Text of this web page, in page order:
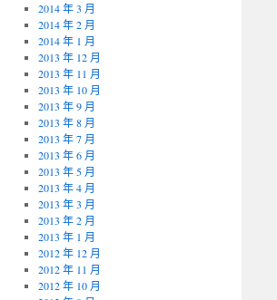
2014 年 3 月
2014 年 2 月
2014 年 1 月
2013 年 12 月
2013 年 11 月
2013 年 10 月
2013 年 9 月
2013 年 8 月
2013 年 7 月
2013 年 6 月
2013 年 5 月
2013 年 4 月
2013 年 3 月
2013 年 2 月
2013 年 1 月
2012 年 12 月
2012 年 11 月
2012 年 10 月